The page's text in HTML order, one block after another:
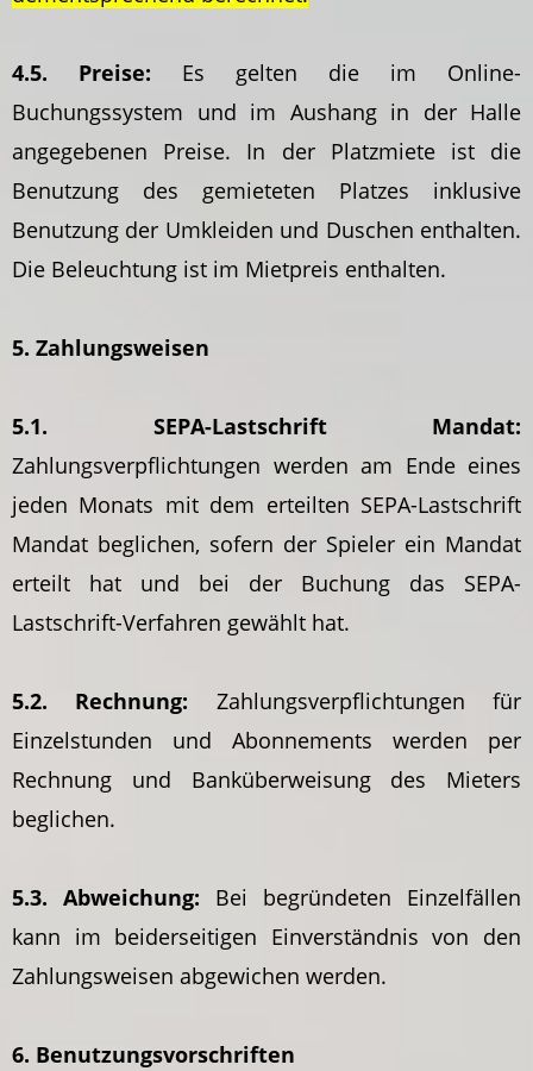
4.5. Preise: Es gelten die im Online-
Buchungssystem und im Aushang in der Halle
angegebenen Preise. In der Platzmiete ist die
Benutzung des gemieteten Platzes inklusive
Benutzung der Umkleiden und Duschen enthalten.
Die Beleuchtung ist im Mietpreis enthalten.
5. Zahlungsweisen
5.1. SEPA-Lastschrift Mandat:
Zahlungsverpflichtungen werden am Ende eines
jeden Monats mit dem erteilten SEPA-Lastschrift
Mandat beglichen, sofern der Spieler ein Mandat
erteilt hat und bei der Buchung das SEPA-
Lastschrift-Verfahren gewählt hat.
5.2. Rechnung: Zahlungsverpflichtungen für
Einzelstunden und Abonnements werden per
Rechnung und Banküberweisung des Mieters
beglichen.
5.3. Abweichung: Bei begründeten Einzelfällen
kann im beiderseitigen Einverständnis von den
Zahlungsweisen abgewichen werden.
6. Benutzungsvorschriften